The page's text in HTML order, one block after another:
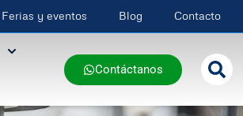
Ferias y eventos Blog Contacto
Contáctanos